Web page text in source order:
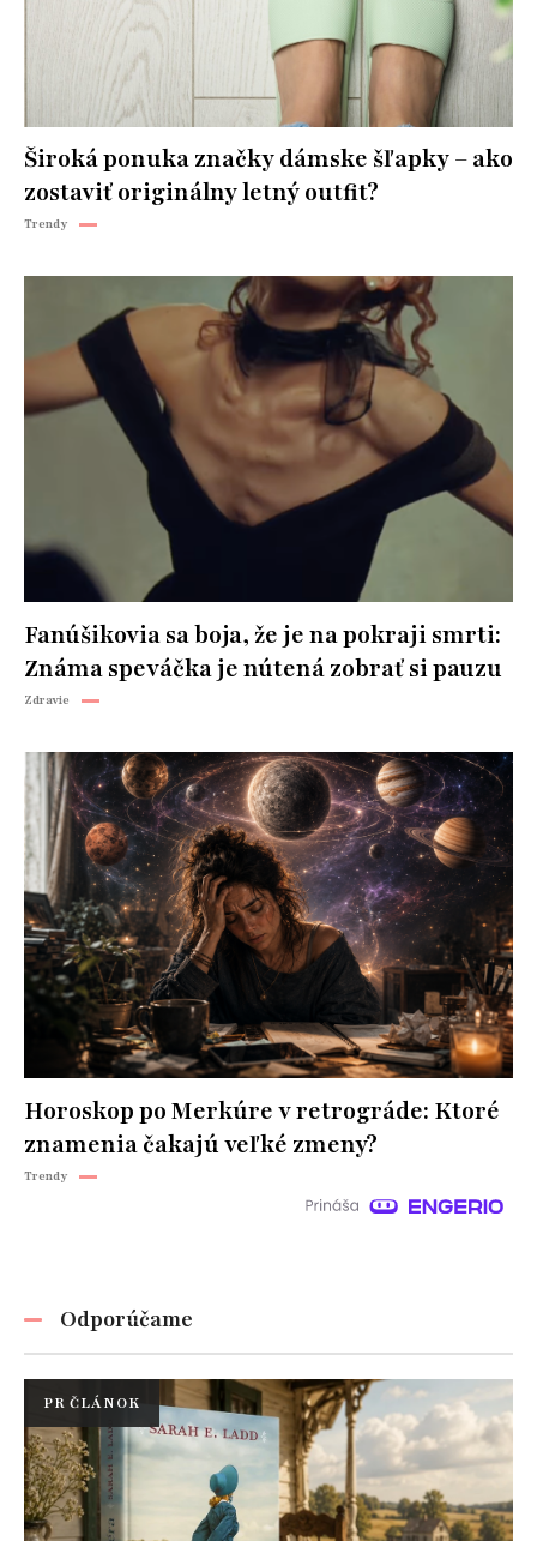
Široká ponuka značky dámske šľapky – ako
zostaviť originálny letný outfit?
Trendy
Fanúšikovia sa boja, že je na pokraji smrti:
Známa speváčka je nútená zobrať si pauzu
Zdravie
Horoskop po Merkúre v retrográde: Ktoré
znamenia čakajú veľké zmeny?
Trendy
Odporúčame
PR ČLÁNOK